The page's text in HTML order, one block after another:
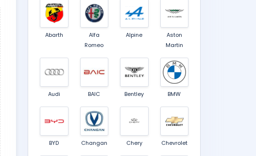
Abarth
Alfa
Romeo
Alpine
Aston
Martin
Audi BAIC Bentley BMW
BYD Changan Chery Chevrolet